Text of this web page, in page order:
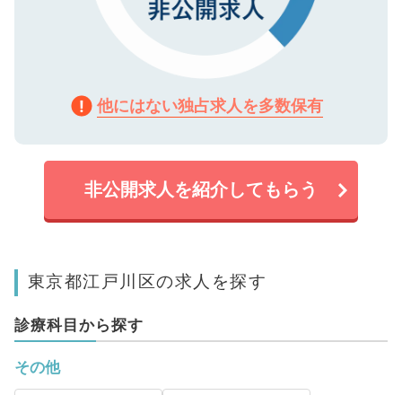
他にはない独占求人を多数保有
非公開求人を紹介してもらう
東京都江戸川区の求人を探す
診療科目から探す
その他